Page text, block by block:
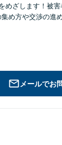
めざします！被
め方や交渉の進
メールでお